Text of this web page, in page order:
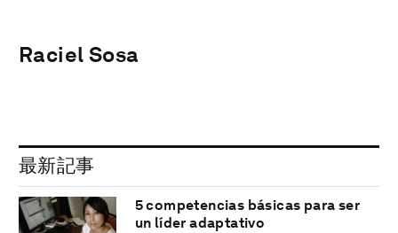
Raciel Sosa
最新記事
5 competencias básicas para ser
un líder adaptativo